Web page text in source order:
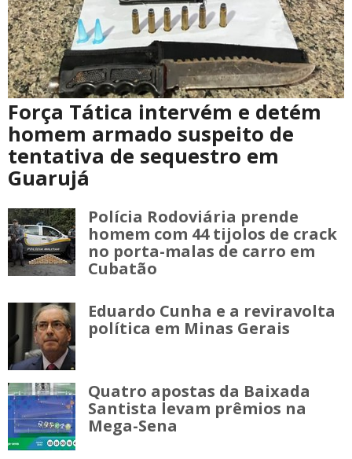
Força Tática intervém e detém
homem armado suspeito de
tentativa de sequestro em
Guarujá
Polícia Rodoviária prende
homem com 44 tijolos de crack
no porta-malas de carro em
Cubatão
Eduardo Cunha e a reviravolta
política em Minas Gerais
Quatro apostas da Baixada
Santista levam prêmios na
Mega-Sena